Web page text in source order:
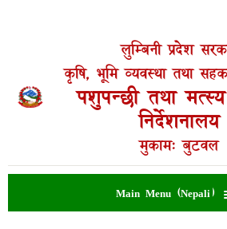
लुम्बिनी प्रदेश
कृषि, भूमि व्यवस्था तथा
पशुपन्छी तथा
निर्देशनालय
मुकाम: बुटवल
Main Menu (Nepali)